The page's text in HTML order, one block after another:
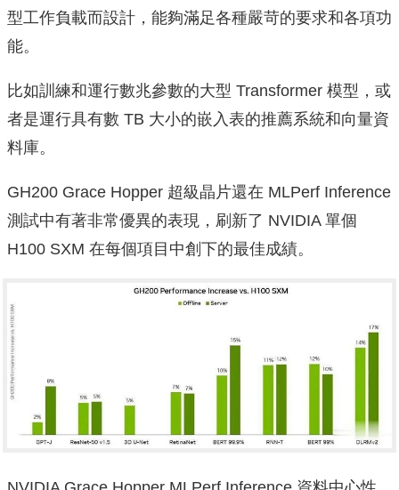
型工作負載而設計，能夠滿足各種嚴苛的要求和各項功
能。
比如訓練和運行數兆參數的大型 Transformer 模型，或
者是運行具有數 TB 大小的嵌入表的推薦系統和向量資
料庫。
GH200 Grace Hopper 超級晶片還在 MLPerf Inference
測試中有著非常優異的表現，刷新了 NVIDIA 單個
H100 SXM 在每個項目中創下的最佳成績。